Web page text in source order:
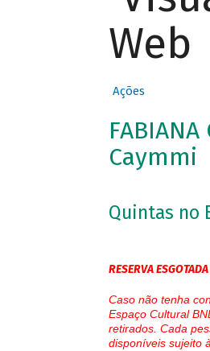
Web
Ações
Caymmi
Quintas no
RESERVA ESGOTADA
Caso não tenha
Espaço Cultural
retirados. Cada
disponíveis sujeito